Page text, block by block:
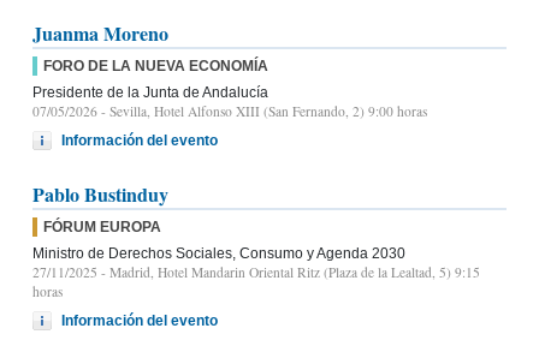
Juanma Moreno
FORO DE LA NUEVA ECONOMÍA
Presidente de la Junta de Andalucía
07/05/2026 - Sevilla, Hotel Alfonso XIII (San Fernando, 2) 9:00 horas
Información del evento
Pablo Bustinduy
FÓRUM EUROPA
Ministro de Derechos Sociales, Consumo y Agenda 2030
27/11/2025 - Madrid, Hotel Mandarin Oriental Ritz (Plaza de la Lealtad, 5) 9:15
horas
Información del evento